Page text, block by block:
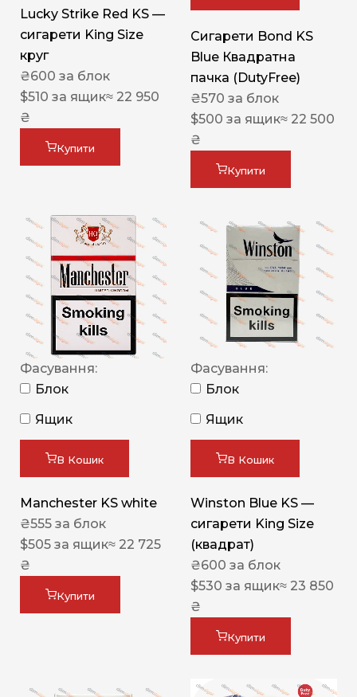
Lucky Strike Red KS —
сигарети King Size
круг
₴600 за блок
$510 за ящик≈ 22 950
₴
Купити
Сигарети Bond KS
Blue Квадратна
пачка (DutyFree)
₴570 за блок
$500 за ящик≈ 22 500
₴
Купити
Фасування:
Блок
Ящик
В Кошик
Manchester KS white
₴555 за блок
$505 за ящик≈ 22 725
₴
Купити
Фасування:
Блок
Ящик
В Кошик
Winston Blue KS —
сигарети King Size
(квадрат)
₴600 за блок
$530 за ящик≈ 23 850
₴
Купити